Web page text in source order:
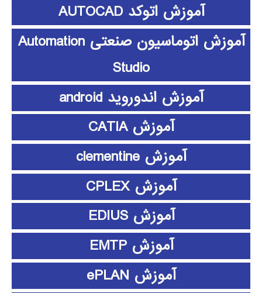
آموزش اتوکد AUTOCAD
آموزش اتوماسیون صنعتی Automation
Studio
آموزش اندوروید android
آموزش CATIA
آموزش clementine
آموزش CPLEX
آموزش EDIUS
آموزش EMTP
آموزش ePLAN